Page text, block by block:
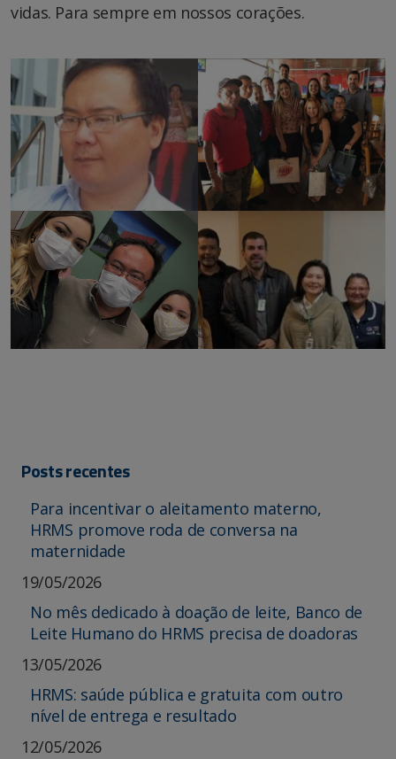
vidas. Para sempre em nossos corações.
Posts recentes
Para incentivar o aleitamento materno,
HRMS promove roda de conversa na
maternidade
19/05/2026
No mês dedicado à doação de leite, Banco de
Leite Humano do HRMS precisa de doadoras
13/05/2026
HRMS: saúde pública e gratuita com outro
nível de entrega e resultado
12/05/2026